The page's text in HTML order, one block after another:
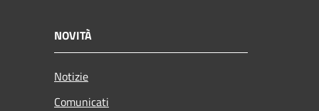
NOVITÀ
Notizie
Comunicati